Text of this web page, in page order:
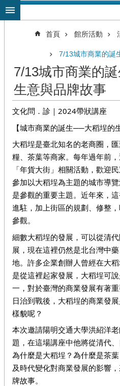
跳到主要內容區塊
首頁 館所活動
7/13城市商業的誕
7/13城市商業的
生意與品牌故事
文化問．診｜2024帶狀講座
【城市商業的誕生──大稻埕的
大稻埕是臺北知名的老商圈，
糧、茶葉等商家。每年過年前
「年貨大街」相關活動，歡迎
參加以大稻埕為主題的城市導
是參觀的重要主題。近年來，
進駐，加上街區的規劃、修整
參觀。
細數大稻埕的發展，可以從清
展，現在這裡仍然是北台灣中
地。許多企業創辦人曾經在大
是從這裡起家發展，大稻埕可
一，對於臺灣的商業發展有著重
日治到戰後，大稻埕的商業發
樣貌呢？
本次邀請陽明交通大學洪紹洋
題，在這場講座中他將從清代
為什麼是大稻埕？為什麼是茶
及時代變化對商業發展的影響
牌故事。